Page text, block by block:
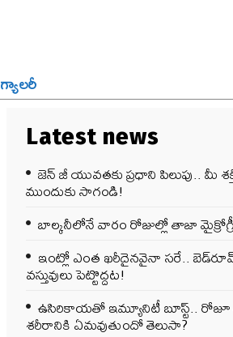
గ్యాలరీ
Latest news
జెన్‌ జీ యువతకు ప్రధాని పిలుపు.. మీ
ముందుకు సాగండి!
బాల్కనీలోనే వారం రోజుల్లో తాజా
ఇంట్లో ఎంత ఖరీదైనవైనా సరే..
వస్తువులు పెట్టొద్దట!
ఉసిరికాయతో ఇమ్యూనిటీ బూస్ట్‌..
శరీరానికి ఏమవుతుందో తెలుసా?